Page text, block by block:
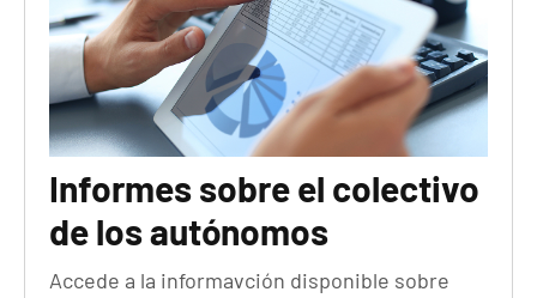
Informes sobre el colectivo
de los autónomos
Accede a la informavción disponible sobre